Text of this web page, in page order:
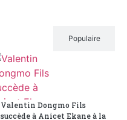
Populaire
Valentin Dongmo Fils
succède à Anicet Ekane à la